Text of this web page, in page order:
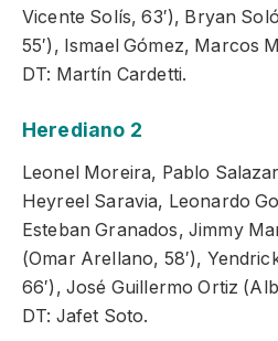
Vicente Solís, 63′), Bryan
55′), Ismael Gómez, Marcos
DT: Martín Cardetti.
Herediano 2
Leonel Moreira, Pablo
Heyreel Saravia, Leonardo
Esteban Granados, Jimmy
(Omar Arellano, 58′),
66′), José Guillermo Ortiz
DT: Jafet Soto.